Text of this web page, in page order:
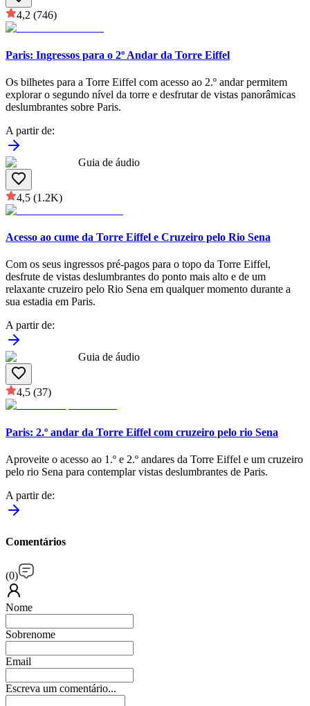
4,2 (746)
Paris: Ingressos para o 2º Andar da Torre Eiffel
Os bilhetes para a Torre Eiffel com acesso ao 2.º andar permitem
explorar o segundo nível da torre e desfrutar de vistas panorâmicas
deslumbrantes sobre Paris.
A partir de:
Guia de áudio
4,5 (1.2K)
Acesso ao cume da Torre Eiffel e Cruzeiro pelo Rio Sena
Com os seus ingressos pré-pagos para o topo da Torre Eiffel,
desfrute de vistas deslumbrantes do ponto mais alto e de um
relaxante cruzeiro pelo Rio Sena em qualquer momento durante a
sua estadia em Paris.
A partir de:
Guia de áudio
4,5 (37)
Paris: 2.º andar da Torre Eiffel com cruzeiro pelo rio Sena
Aproveite o acesso ao 1.º e 2.º andares da Torre Eiffel e um cruzeiro
pelo rio Sena para contemplar vistas deslumbrantes de Paris.
A partir de:
Comentários
(0)
Nome
Sobrenome
Email
Escreva um comentário...